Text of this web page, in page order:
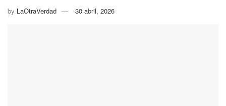
by LaOtraVerdad 30 abril, 2026